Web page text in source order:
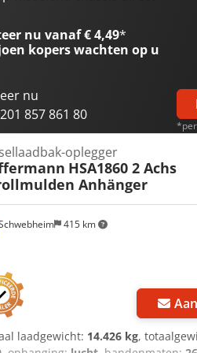
nu vanaf € 4,49*
koperswachten op u
nu
857 861 80
415 km
oplegger
HSA1860 2 Achs
Anhänger
laadgewicht: 14.426 kg,